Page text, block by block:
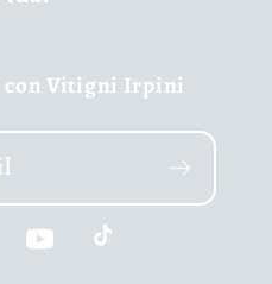
con Vitigni Irpini
YouTubeTikTok